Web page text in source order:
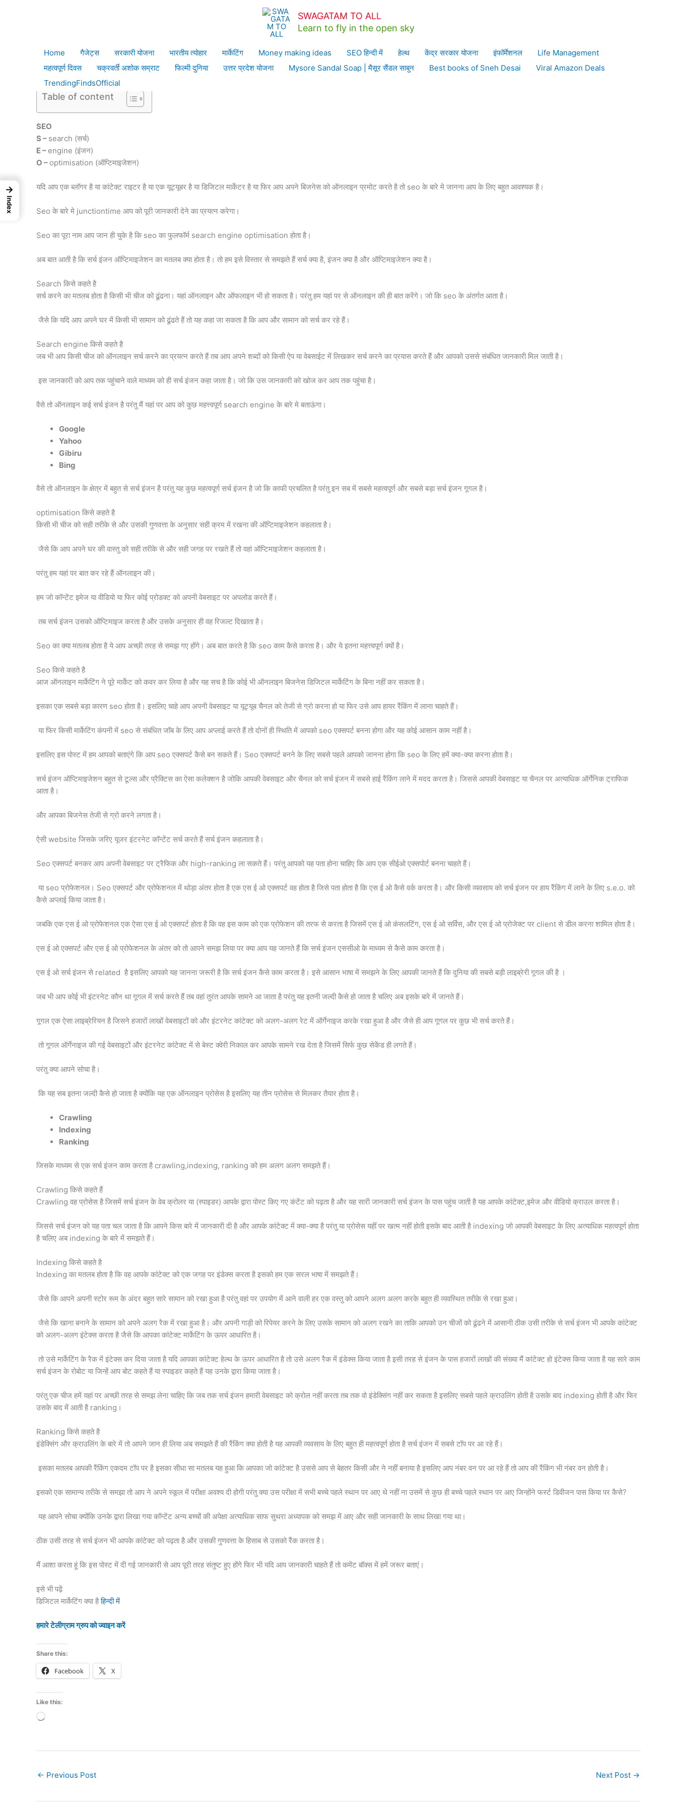
SWAGATAM TO ALL
Learn to fly in the open sky
Home गैजेट्स सरकारी योजना भारतीय त्योहार मार्केटिंग Money making ideas SEO हिन्दी में हेल्थ केंद्र सरकार योजना इंफॉर्मेशनल
Life Management
महत्वपूर्ण दिवस
चक्रवर्ती अशोक सम्राट फिल्मी दुनिया उत्तर प्रदेश योजना Mysore Sandal Soap | मैसूर सैंडल साबुन Best books of Sneh Desai
Viral Amazon Deals
TrendingFindsOfficial
SEO in hindi 2022 | Why SEO important for website|क्या,कैसे करें
SEO in hindi 2022 | Why SEO important for website|क्या,कैसे करें
Leave a Comment /SEO हिन्दी में/ By Niraj Rajput
Table of content
SEO
S – search (सर्च)
E – engine (इंजन)
O – optimisation (ऑप्टिमाइजेशन)
यदि आप एक ब्लॉगर है या कांटेक्ट राइटर है या एक यूट्यूबर है या डिजिटल मार्केटर है या फिर आप अपने बिजनेस को ऑनलाइन प्रमोट करते है तो seo के बारे मे जानना आप के लिए बहुत आवश्यक है।
Seo के बारे मे junctiontime आप को पूरी जानकारी देने का प्रयत्न करेगा।
Seo का पूरा नाम आप जान ही चुके है कि seo का फुलफॉर्म search engine optimisation होता है।
अब बात आती है कि सर्च इंजन ऑप्टिमाइजेशन का मतलब क्या होता है। तो हम इसे विस्तार से समझते हैं सर्च क्या है, इंजन क्या है और ऑप्टिमाइजेशन क्या है।
Search किसे कहते है
सर्च करने का मतलब होता है किसी भी चीज को ढूंढना। यहां ऑनलाइन और ऑफलाइन भी हो सकता है। परंतु हम यहां पर से ऑनलाइन की ही बात करेंगे। जो कि seo के अंतर्गत आता है।
जैसे कि यदि आप अपने घर में किसी भी सामान को ढूंढते हैं तो यह कहा जा सकता है कि आप और सामान को सर्च कर रहे हैं।
Search engine किसे कहते है
जब भी आप किसी चीज को ऑनलाइन सर्च करने का प्रयत्न करते हैं तब आप अपने शब्दों को किसी ऐप या वेबसाईट में लिखकर सर्च करने का प्रयास करते हैं और आपको उससे संबंधित जानकारी मिल जाती है।
इस जानकारी को आप तक पहुंचाने वाले माध्यम को ही सर्च इंजन कहा जाता है। जो कि उस जानकारी को खोज कर आप तक पहुंचा है।
वैसे तो ऑनलाइन कई सर्च इंजन है परंतु मैं यहां पर आप को कुछ महत्त्वपूर्ण search engine के बारे मे बताऊंगा।
Google
Yahoo
Gibiru
Bing
वैसे तो ऑनलाइन के क्षेत्र में बहुत से सर्च इंजन है परंतु यह कुछ महत्वपूर्ण सर्च इंजन है जो कि काफी प्रचलित है परंतु इन सब में सबसे महत्वपूर्ण और सबसे बड़ा सर्च इंजन गूगल है।
optimisation किसे कहते है
किसी भी चीज को सही तरीके से और उसकी गुणवत्ता के अनुसार सही क्रम में रखना की ऑप्टिमाइजेशन कहलाता है।
जैसे कि आप अपने घर की वास्तु को सही तरीके से और सही जगह पर रखते हैं तो वहां ऑप्टिमाइजेशन कहलाता है।
परंतु हम यहां पर बात कर रहे हैं ऑनलाइन की।
हम जो कॉन्टेंट इमेज या वीडियो या फिर कोई प्रोडक्ट को अपनी वेबसाइट पर अपलोड करते हैं।
तब सर्च इंजन उसको ऑप्टिमाइज करता है और उसके अनुसार ही वह रिजल्ट दिखाता है।
Seo का क्या मतलब होता है ये आप अच्छी तरह से समझ गए होंगे। अब बात करते है कि seo काम कैसे करता है। और ये इतना महत्त्वपूर्ण क्यों है।
Seo किसे कहते है
आज ऑनलाइन मार्केटिंग ने पूरे मार्केट को कवर कर लिया है और यह सच है कि कोई भी ऑनलाइन बिजनेस डिजिटल मार्केटिंग के बिना नहीं कर सकता है।
इसका एक सबसे बड़ा कारण seo होता है। इसलिए चाहे आप अपनी वेबसाइट या यूट्यूब चैनल को तेजी से ग्रो करना हो या फिर उसे आप हायर रैंकिंग में लाना चाहते हैं।
या फिर किसी मार्केटिंग कंपनी में seo से संबंधित जॉब के लिए आप अप्लाई करते हैं तो दोनों ही स्थिति में आपको seo एक्सपर्ट बनना होगा और यह कोई आसान काम नहीं है।
इसलिए इस पोस्ट में हम आपको बताएंगे कि आप seo एक्सपर्ट कैसे बन सकते हैं। Seo एक्सपर्ट बनने के लिए सबसे पहले आपको जानना होगा कि seo के लिए हमें क्या-क्या करना होता है।
सर्च इंजन ऑप्टिमाइजेशन बहुत से टूल्स और प्रैक्टिस का ऐसा कलेक्शन है जोकि आपकी वेबसाइट और चैनल को सर्च इंजन में सबसे हाई रैंकिंग लाने में मदद करता है। जिससे आपकी वेबसाइट या चैनल पर अत्याधिक ऑर्गेनिक ट्राफिक
आता है।
और आपका बिजनेस तेजी से ग्रो करने लगता है।
ऐसी website जिसके जरिए यूजर इंटरनेट कॉन्टेंट सर्च करते हैं सर्च इंजन कहलाता है।
Seo एक्सपर्ट बनकर आप अपनी वेबसाइट पर ट्रैफिक और high-ranking ला सकते हैं। परंतु आपको यह पता होना चाहिए कि आप एक सीईओ एक्सपोर्ट बनना चाहते हैं।
या seo प्रोफेशनल। Seo एक्सपर्ट और प्रोफेशनल में थोड़ा अंतर होता है एक एस ई ओ एक्सपर्ट वह होता है जिसे पता होता है कि एस ई ओ कैसे वर्क करता है। और किसी व्यवसाय को सर्च इंजन पर हाय रैंकिंग में लाने के लिए s.e.o. को
कैसे अप्लाई किया जाता है।
जबकि एक एस ई ओ प्रोफेशनल एक ऐसा एस ई ओ एक्सपर्ट होता है कि वह इस काम को एक प्रोफेशन की तरफ से करता है जिसमें एस ई ओ कंसलटिंग, एस ई ओ सर्विस, और एस ई ओ प्रोजेक्ट पर client से डील करना शामिल होता है।
एस ई ओ एक्सपर्ट और एस ई ओ प्रोफेशनल के अंतर को तो आपने समझ लिया पर क्या आप यह जानते हैं कि सर्च इंजन एससीओ के माध्यम से कैसे काम करता है।
एस ई ओ सर्च इंजन से related है इसलिए आपको यह जानना जरूरी है कि सर्च इंजन कैसे काम करता है। इसे आसान भाषा में समझने के लिए आपकी जानते हैं कि दुनिया की सबसे बड़ी लाइब्रेरी गूगल की है ।
जब भी आप कोई भी इंटरनेट कौन था गूगल में सर्च करते हैं तब वहां तुरंत आपके सामने आ जाता है परंतु यह इतनी जल्दी कैसे हो जाता है चलिए अब इसके बारे में जानते हैं।
गूगल एक ऐसा लाइब्रेरियन है जिसने हजारों लाखों वेबसाइटों को और इंटरनेट कांटेक्ट को अलग-अलग रेट में ऑर्गेनाइज करके रखा हुआ है और जैसे ही आप गूगल पर कुछ भी सर्च करते हैं।
तो गूगल ऑर्गेनाइज की गई वेबसाइटों और इंटरनेट कांटेक्ट में से बेस्ट क्वेरी निकाल कर आपके सामने रख देता है जिसमें सिर्फ कुछ सेकेंड ही लगते हैं।
परंतु क्या आपने सोचा है।
कि यह सब इतना जल्दी कैसे हो जाता है क्योंकि यह एक ऑनलाइन प्रोसेस है इसलिए यह तीन प्रोसेस से मिलकर तैयार होता है।
Crawling
Indexing
Ranking
जिसके माध्यम से एक सर्च इंजन काम करता है crawling,indexing, ranking को हम अलग अलग समझते हैं।
Crawling किसे कहते हैं
Crawling वह प्रोसेस है जिसमें सर्च इंजन के वेब क्रोलर या (स्पाइडर) आपके द्वारा पोस्ट किए गए कंटेंट को पढ़ता है और यह सारी जानकारी सर्च इंजन के पास पहुंच जाती है यह आपके कांटेक्ट,इमेज और वीडियो क्राउल करता है।
जिससे सर्च इंजन को यह पता चल जाता है कि आपने किस बारे में जानकारी दी है और आपके कांटेक्ट में क्या-क्या है परंतु या प्रोसेस यहीं पर खत्म नहीं होती इसके बाद आती है indexing जो आपकी वेबसाइट के लिए अत्याधिक महत्वपूर्ण होता
है चलिए अब indexing के बारे में समझते हैं।
Indexing किसे कहते है
Indexing का मतलब होता है कि वह आपके कांटेक्ट को एक जगह पर इंडेक्स करता है इसको हम एक सरल भाषा में समझते हैं।
जैसे कि आपने अपनी स्टोर रूम के अंदर बहुत सारे सामान को रखा हुआ है परंतु वहां पर उपयोग में आने वाली हर एक वस्तु को आपने अलग अलग करके बहुत ही व्यवस्थित तरीके से रखा हुआ।
जैसे कि खाना बनाने के सामान को अपने अलग रैक में रखा हुआ है। और अपनी गाड़ी को रिपेयर करने के लिए उसके सामान को अलग रखने का ताकि आपको उन चीजों को ढूंढने में आसानी ठीक उसी तरीके से सर्च इंजन भी आपके कांटेक्ट
को अलग-अलग इंटेक्स करता है जैसे कि आपका कांटेक्ट मार्केटिंग के ऊपर आधारित है।
तो उसे मार्केटिंग के रैक में इंटेक्स कर दिया जाता है यदि आपका कांटेक्ट हेल्थ के ऊपर आधारित है तो उसे अलग रैक में इंडेक्स किया जाता है इसी तरह से इंजन के पास हजारों लाखों की संख्या मैं कांटेक्ट हो इंटेक्स किया जाता है यह सारे काम
सर्च इंजन के रोबोट या जिन्हें आप बोट कहते हैं या स्पाइडर कहते हैं यह उनके द्वारा किया जाता है।
परंतु एक चीज हमें यहां पर अच्छी तरह से समझ लेना चाहिए कि जब तक सर्च इंजन हमारी वेबसाइट को क्रोल नहीं करता तब तक वो इंडेक्सिंग नहीं कर सकता है इसलिए सबसे पहले क्राउलिंग होती है उसके बाद indexing होती है और फिर
उसके बाद में आती है ranking।
Ranking किसे कहते है
इंडेक्सिंग और क्राउलिंग के बारे में तो आपने जान ही लिया अब समझते हैं की रैंकिंग क्या होती है यह आपकी व्यवसाय के लिए बहुत ही महत्वपूर्ण होता है सर्च इंजन में सबसे टॉप पर आ रहे हैं।
इसका मतलब आपकी रैंकिंग एकदम टॉप पर है इसका सीधा सा मतलब यह हुआ कि आपका जो कांटेक्ट है उससे आप से बेहतर किसी और ने नहीं बनाया है इसलिए आप नंबर वन पर आ रहे हैं तो आप की रैंकिंग भी नंबर वन होती है।
इसको एक सामान्य तरीके से समझा तो आप ने अपने स्कूल में परीक्षा अवश्य दी होगी परंतु क्या उस परीक्षा में सभी बच्चे पहले स्थान पर आए थे नहीं ना उसमें से कुछ ही बच्चे पहले स्थान पर आए जिन्होंने फर्स्ट डिवीजन पास किया पर कैसे?
यह आपने सोचा क्योंकि उनके द्वारा लिखा गया कॉन्टेंट अन्य बच्चों की अपेक्षा अत्याधिक साफ सुथरा अध्यापक को समझ में आए और सही जानकारी के साथ लिखा गया था।
ठीक उसी तरह से सर्च इंजन भी आपके कांटेक्ट को पढ़ता है और उसकी गुणवत्ता के हिसाब से उसको रैंक करता है।
मैं आशा करता हूं कि इस पोस्ट में दी गई जानकारी से आप पूरी तरह संतुष्ट हुए होंगे फिर भी यदि आप जानकारी चाहते हैं तो कमेंट बॉक्स में हमें जरूर बताएं।
इसे भी पढ़ें
डिजिटल मार्केटिंग क्या हैहिन्दी में
हमारे टेलीग्राम ग्रुप को ज्वाइन करें
Share this:
Facebook X
Like this:
Loading…
← Previous Post Next Post →
→
Index